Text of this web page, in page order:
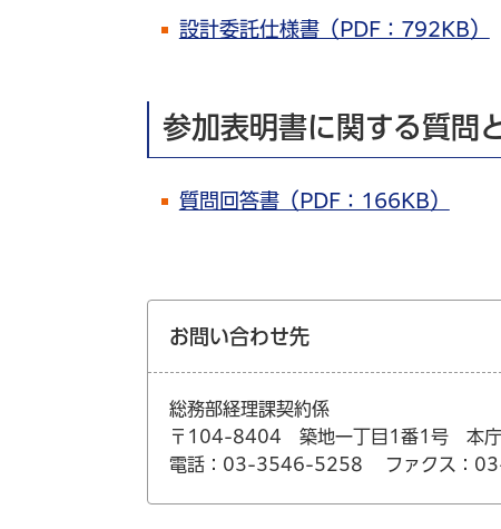
設計委託仕様書（PDF：792KB）
参加表明書に関する質問
質問回答書（PDF：166KB）
お問い合わせ先
総務部経理課契約係
〒104-8404 築地一丁目1番1号 本
電話：03-3546-5258
ファクス：